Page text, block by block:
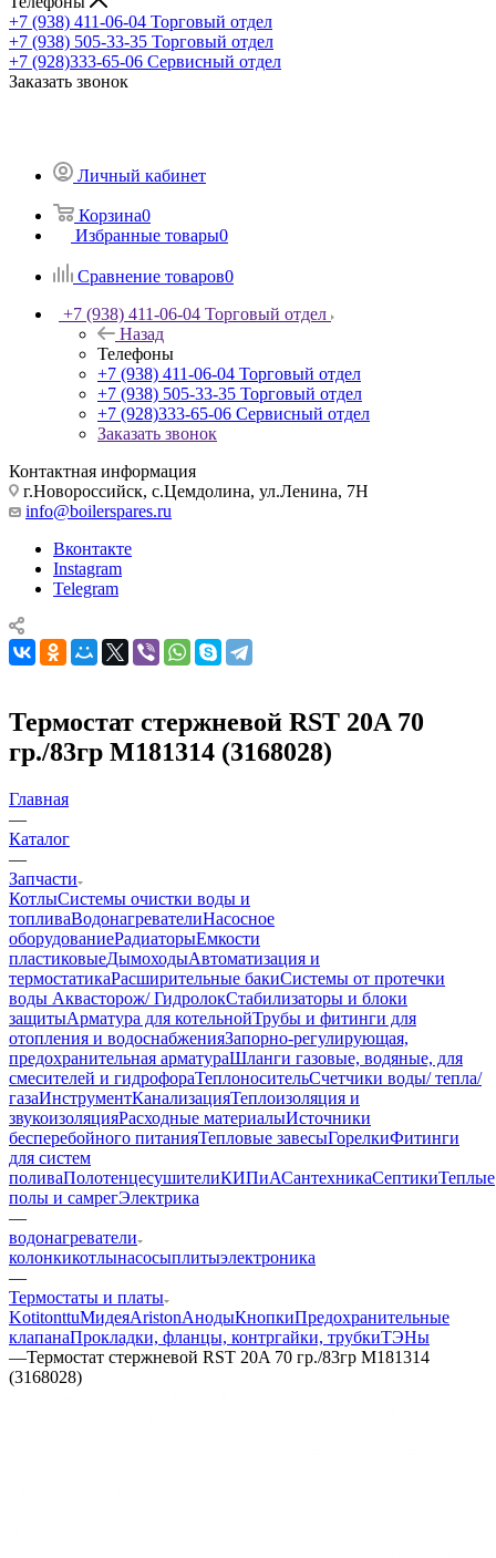
+7 (938) 411-06-04 Торговый отдел
+7 (938) 505-33-35 Торговый отдел
+7 (928)333-65-06 Сервисный отдел
Заказать звонок
Личный кабинет
Корзина0
Избранные товары0
Сравнение товаров0
+7 (938) 411-06-04 Торговый отдел
Назад
Телефоны
+7 (938) 411-06-04 Торговый отдел
+7 (938) 505-33-35 Торговый отдел
+7 (928)333-65-06 Сервисный отдел
Заказать звонок
Контактная информация
г.Новороссийск, с.Цемдолина, ул.Ленина, 7Н
info@boilerspares.ru
Вконтакте
Instagram
Telegram
Термостат стержневой RST 20A 70
гр./83гр М181314 (3168028)
Главная
—
Каталог
—
Запчасти
КотлыСистемы очистки воды и
топливаВодонагревателиНасосное
оборудованиеРадиаторыЕмкости
пластиковыеДымоходыАвтоматизация и
термостатикаРасширительные бакиСистемы от протечки
воды Аквасторож/ ГидролокСтабилизаторы и блоки
защитыАрматура для котельнойТрубы и фитинги для
отопления и водоснабженияЗапорно-регулирующая,
предохранительная арматураШланги газовые, водяные, для
смесителей и гидрофораТеплоносительСчетчики воды/ тепла/
газаИнструментКанализацияТеплоизоляция и
звукоизоляцияРасходные материалыИсточники
бесперебойного питанияТепловые завесыГорелкиФитинги
для систем
поливаПолотенцесушителиКИПиАСантехникаСептикиТеплые
полы и самрегЭлектрика
—
водонагреватели
колонкикотлынасосыплитыэлектроника
—
Термостаты и платы
KotitonttuМидеяAristonАнодыКнопкиПредохранительные
клапанаПрокладки, фланцы, контргайки, трубкиТЭНы
—Термостат стержневой RST 20A 70 гр./83гр М181314
(3168028)